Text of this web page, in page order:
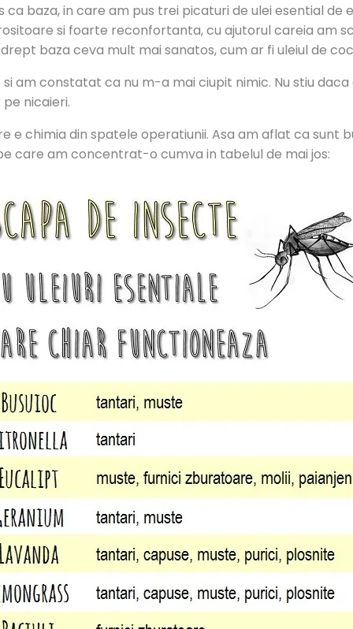
baza, in care am pus trei picaturi de ulei esential
si foarte reconfortanta, cu ajutorul careia am
baza ceva mult mai sanatos, cum ar fi uleiul de
am constatat ca nu m-a mai ciupit nimic. Nu stiu
nicaieri.
e chimia din spatele operatiunii. Asa am aflat ca sunt
care am concentrat-o cumva in tabelul de mai jos: